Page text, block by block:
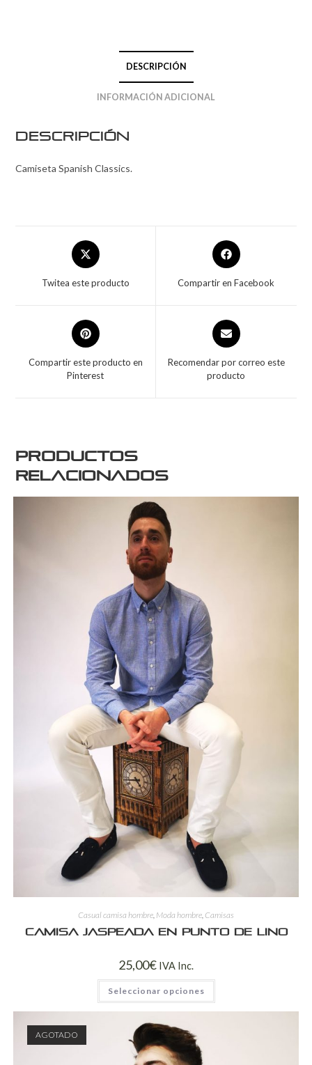
DESCRIPCIÓN
INFORMACIÓN ADICIONAL
Descripción
Camiseta Spanish Classics.
Twitea este producto Compartir en Facebook
Compartir este producto en
Pinterest
Recomendar por correo este
producto
Productos
relacionados
Casual camisa hombre Moda hombre Camisas
Camisa jaspeada en punto de lino
25,00€ IVA Inc.
Seleccionar opciones
AGOTADO